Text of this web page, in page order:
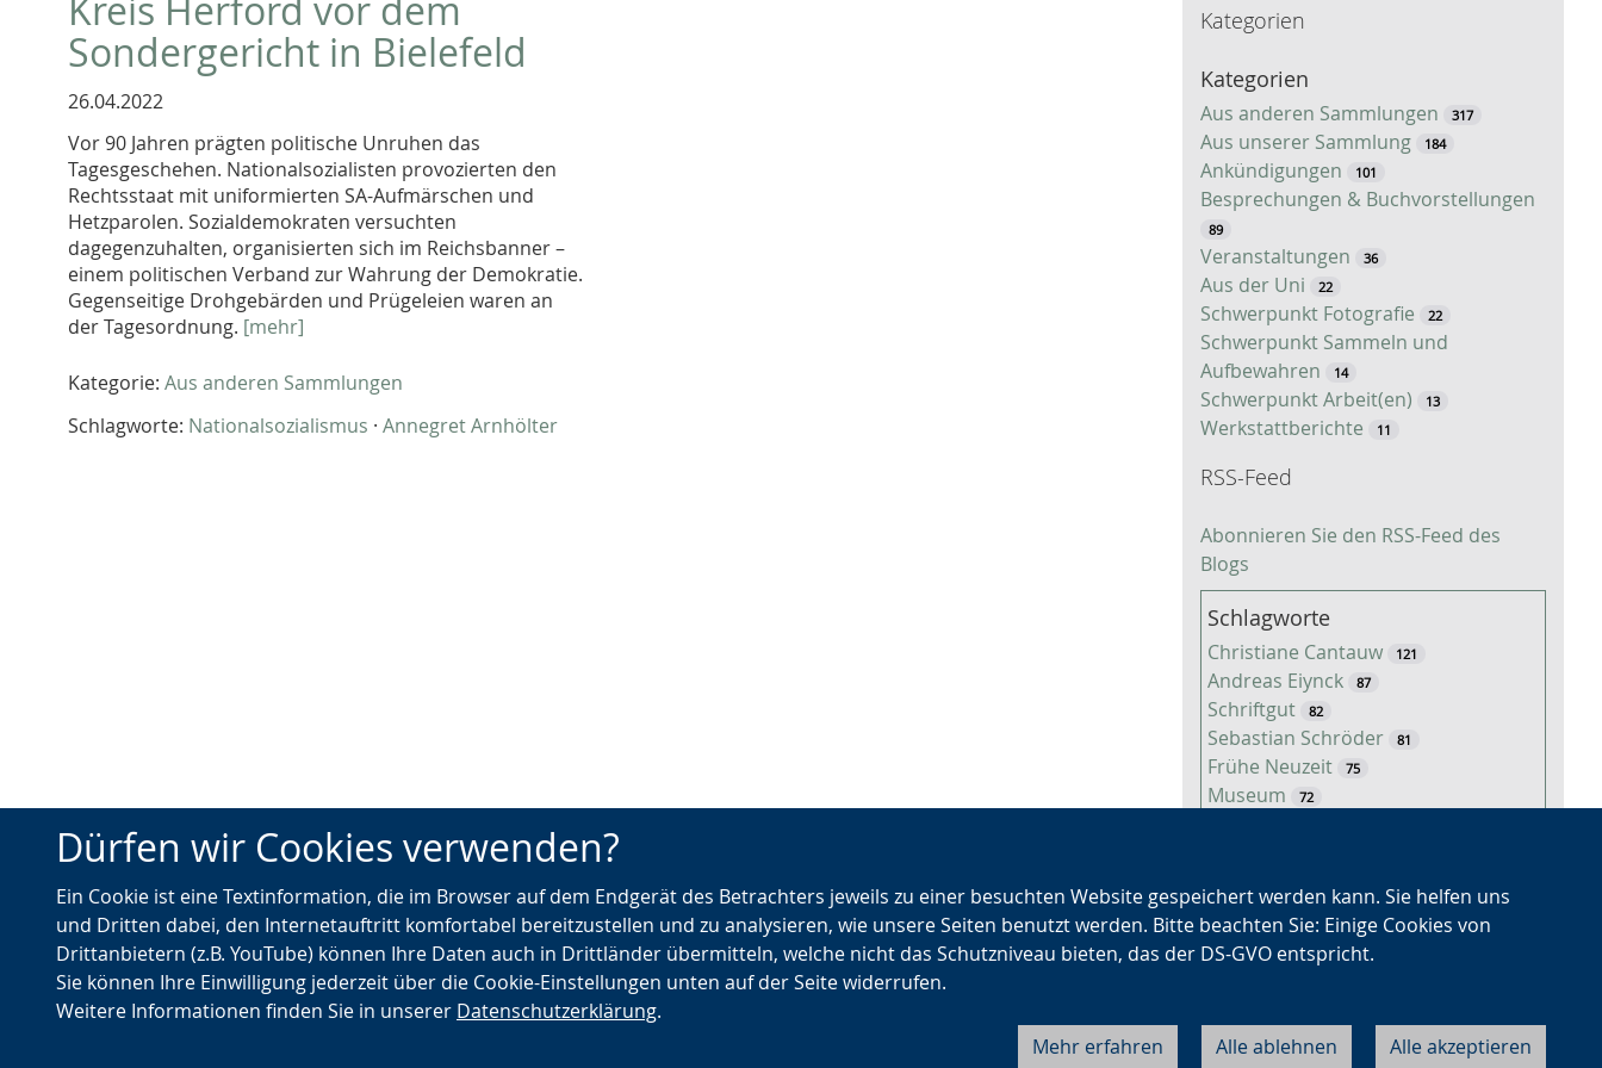
Dürfen wir Cookies verwenden?
Ein Cookie ist eine Textinformation, die im Browser auf dem Endgerät des Betrachters jeweils zu einer besuchten Website gespeichert werden kann. Sie helfen uns
und Dritten dabei, den Internetauftritt komfortabel bereitzustellen und zu analysieren, wie unsere Seiten benutzt werden. Bitte beachten Sie: Einige Cookies von
Drittanbietern (z.B. YouTube) können Ihre Daten auch in Drittländer übermitteln, welche nicht das Schutzniveau bieten, das der DS-GVO entspricht.
Sie können Ihre Einwilligung jederzeit über die Cookie-Einstellungen unten auf der Seite widerrufen.
Weitere Informationen finden Sie in unserer Datenschutzerklärung.
Alle akzeptieren
Alle ablehnen
Mehr erfahren
Sondergericht in Bielefeld
26.04.2022
Vor 90 Jahren prägten politische Unruhen das
Tagesgeschehen. Nationalsozialisten provozierten den
Rechtsstaat mit uniformierten SA-Aufmärschen und
Hetzparolen. Sozialdemokraten versuchten
dagegenzuhalten, organisierten sich im Reichsbanner –
einem politischen Verband zur Wahrung der Demokratie.
Gegenseitige Drohgebärden und Prügeleien waren an
der Tagesordnung. [mehr]
Kategorie: Aus anderen Sammlungen
Schlagworte: Nationalsozialismus · Annegret Arnhölter
c
e
Kategorien
Kategorien
Aus anderen Sammlungen 317
Aus unserer Sammlung 184
Ankündigungen 101
Besprechungen & Buchvorstellungen
89
Veranstaltungen 36
Aus der Uni 22
Schwerpunkt Fotografie 22
Schwerpunkt Sammeln und
Aufbewahren
14
Schwerpunkt Arbeit(en) 13
Werkstattberichte 11
RSS-Feed
Abonnieren Sie den RSS-Feed des
Blogs
Schlagworte
Christiane Cantauw 121
Andreas Eiynck 87
Schriftgut 82
Sebastian Schröder 81
Frühe Neuzeit 75
Museum 72
Veröffentlichung
Freizeit
Niklas Regenbrecht
Tiere 38
Timo Luks 37
Barrierefreiheit Cookie-Einstellungen Datenschutz Impressum Kontakt About LWL